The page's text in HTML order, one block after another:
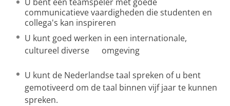
communicatieve vaardigheden die studenten en
collega's kan inspireren
U kunt goed werken in een internationale,
cultureel diverse omgeving
U kunt de Nederlandse taal spreken of u bent
gemotiveerd om de taal binnen vijf jaar te kunnen
spreken.